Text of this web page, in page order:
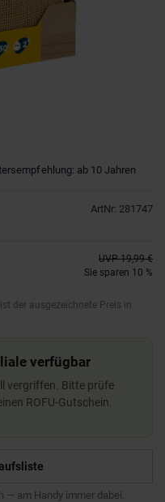
ab 10 Jahren
ArtNr: 281747
UVP 19,99 €
Sie sparen 10 %
der ausgezeichnete Preis in
verfügbar
vergriffen. Bitte prüfe
ROFU-Gutschein.
— am Handy immer dabei.